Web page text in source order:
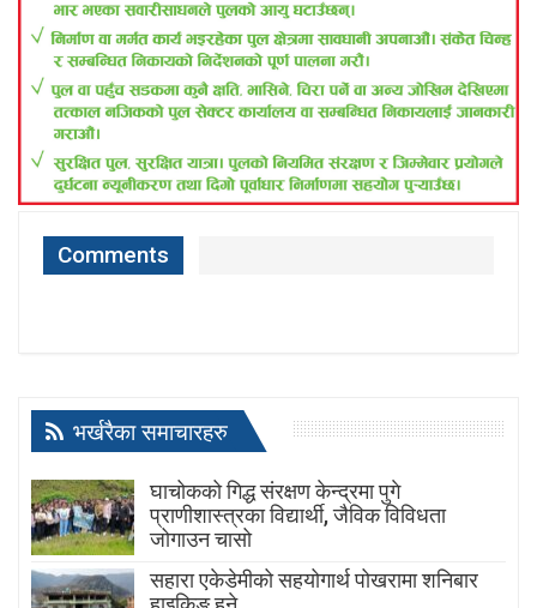
Comments
भर्खरैका समाचारहरु
घाचोकको गिद्ध संरक्षण केन्द्रमा पुगे
प्राणीशास्त्रका विद्यार्थी, जैविक विविधता
जोगाउन चासो
सहारा एकेडेमीको सहयोगार्थ पोखरामा शनिबार